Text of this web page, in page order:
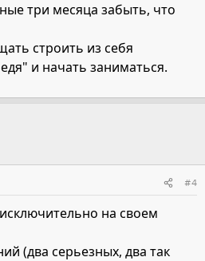
три месяца забыть, что
строить из себя
и начать заниматься.
#4
на своем
(два серьезных, два так